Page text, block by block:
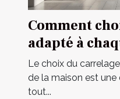
Comment
adapté à
votre maison
Le choix du
de la maison est
tout...